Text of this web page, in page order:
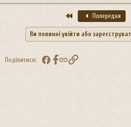
Перший Попередня
Ви повинні увійти або
Поділитися: FacebookПосилання